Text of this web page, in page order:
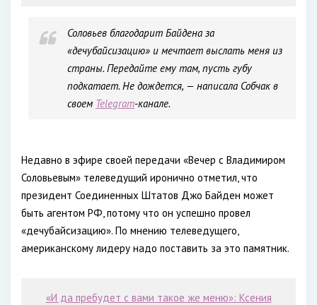
Соловьев благодарит Байдена за
«дечубайсизацию» и мечтает выслать меня из
страны. Передайте ему там, пусть губу
подкатает. Не дождется, — написала Собчак в
своем Telegram-канале.
Недавно в эфире своей передачи «Вечер с Владимиром
Соловьевым» телеведущий иронично отметил, что
президент Соединенных Штатов Джо Байден может
быть агентом РФ, потому что он успешно провел
«дечубайсизацию». По мнению телеведущего,
американскому лидеру надо поставить за это памятник.
«И да пребудет с вами такое же меню»: Ксения